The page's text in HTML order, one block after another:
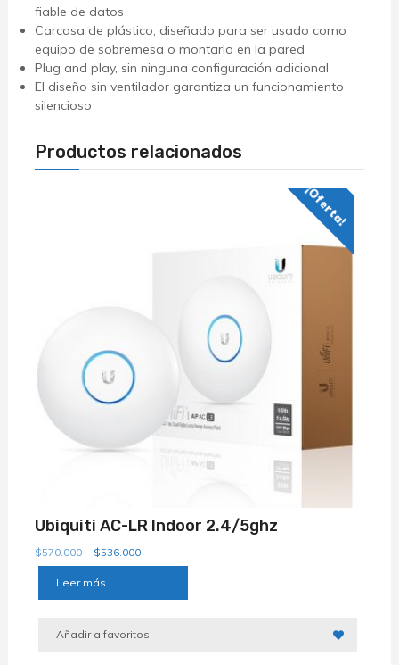
fiable de datos
Carcasa de plástico, diseñado para ser usado como
equipo de sobremesa o montarlo en la pared
Plug and play, sin ninguna configuración adicional
El diseño sin ventilador garantiza un funcionamiento
silencioso
Productos relacionados
¡Oferta!
Ubiquiti AC-LR Indoor 2.4/5ghz
$570.000
El
precio
original
era:
$536.000El
precio
es:
Leer más
Añadir a favoritos